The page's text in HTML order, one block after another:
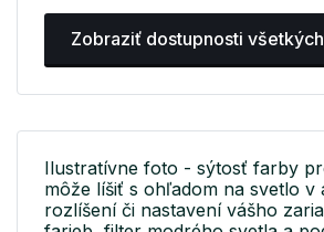
Zobraziť dostupnosti
Ilustratívne foto - sýtosť farby
môže líšiť s ohľadom na svetlo v
rozlíšení či nastavení vášho